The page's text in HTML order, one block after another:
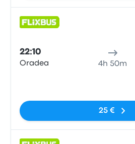
22:10
Oradea 4h 50m
25 €